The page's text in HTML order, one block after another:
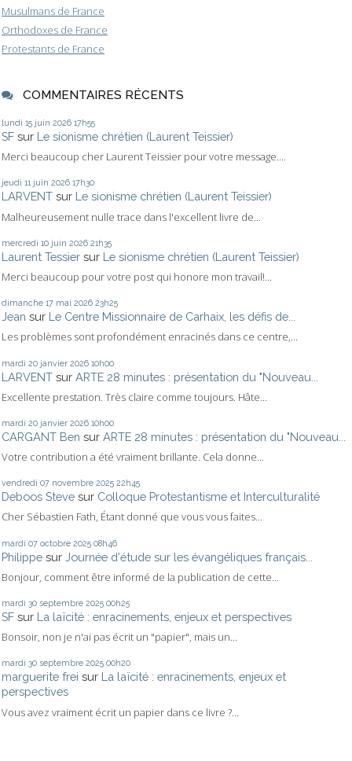
Musulmans de France
Orthodoxes de France
Protestants de France
COMMENTAIRES RÉCENTS
lundi 15 juin 2026 17h55
SF sur Le sionisme chrétien (Laurent Teissier)
Merci beaucoup cher Laurent Teissier pour votre message....
jeudi 11 juin 2026 17h30
LARVENT sur Le sionisme chrétien (Laurent Teissier)
Malheureusement nulle trace dans l'excellent livre de...
mercredi 10 juin 2026 21h35
Laurent Tessier sur Le sionisme chrétien (Laurent Teissier)
Merci beaucoup pour votre post qui honore mon travail!...
dimanche 17 mai 2026 23h25
Jean sur Le Centre Missionnaire de Carhaix, les défis de...
Les problèmes sont profondément enracinés dans ce centre,...
mardi 20 janvier 2026 10h00
LARVENT sur ARTE 28 minutes : présentation du "Nouveau...
Excellente prestation. Très claire comme toujours. Hâte...
mardi 20 janvier 2026 10h00
CARGANT Ben sur ARTE 28 minutes : présentation du "Nouveau...
Votre contribution a été vraiment brillante. Cela donne...
vendredi 07 novembre 2025 22h45
Deboos Steve sur Colloque Protestantisme et Interculturalité
Cher Sébastien Fath, Étant donné que vous vous faites...
mardi 07 octobre 2025 08h46
Philippe sur Journée d'étude sur les évangéliques français...
Bonjour, comment être informé de la publication de cette...
mardi 30 septembre 2025 00h25
SF sur La laïcité : enracinements, enjeux et perspectives
Bonsoir, non je n'ai pas écrit un "papier", mais un...
mardi 30 septembre 2025 00h20
marguerite frei sur La laïcité : enracinements, enjeux et
perspectives
Vous avez vraiment écrit un papier dans ce livre ?...